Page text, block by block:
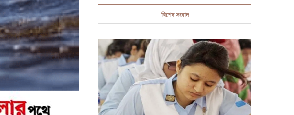
বিশেষ সংবাদ